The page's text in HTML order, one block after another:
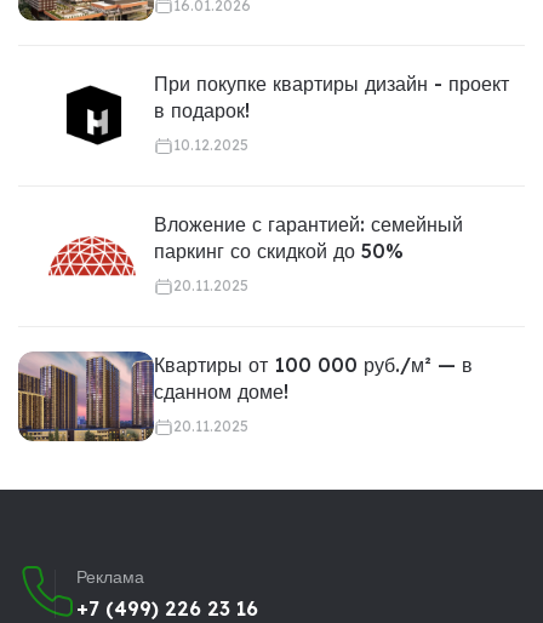
16.01.2026
При покупке квартиры дизайн - проект
в подарок!
10.12.2025
Вложение с гарантией: семейный
паркинг со скидкой до 50%
20.11.2025
Квартиры от 100 000 руб./м² — в
сданном доме!
20.11.2025
Реклама
+7 (499) 226 23 16